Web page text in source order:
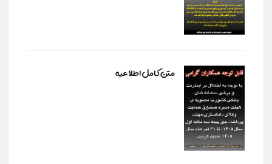
متن کامل اطلاعیه